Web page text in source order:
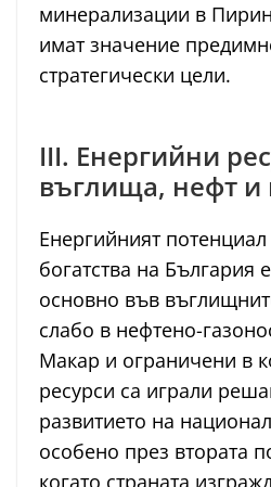
минерализации в
имат значение
стратегически цели.
III. Енергийни
въглища, нефт и
Енергийният
богатства на България
основно във
слабо в нефтено-
Макар и ограничени в
ресурси са играли
развитието на
особено през втората